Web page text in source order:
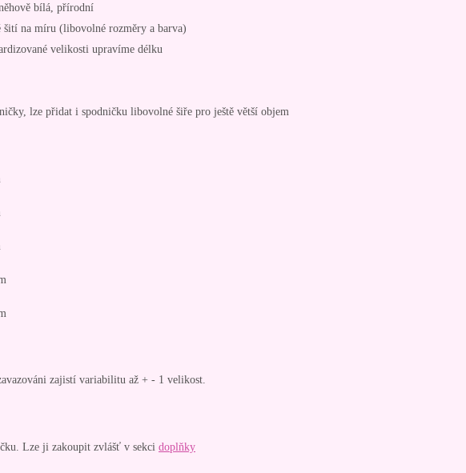
bílá, přírodní
šití na míru (libovolné rozměry a barva)
velikosti upravíme délku
lze přidat i spodničku libovolné šiře pro ještě větší objem
zajistí variabilitu až + - 1 velikost.
Lze ji zakoupit zvlášť v sekci doplňky